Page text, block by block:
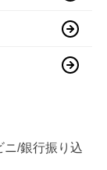
ニ/銀行振り込